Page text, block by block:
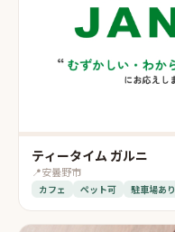
ティータイム ガルニ
📍安曇野市
カフェ ペット可 駐車場あり